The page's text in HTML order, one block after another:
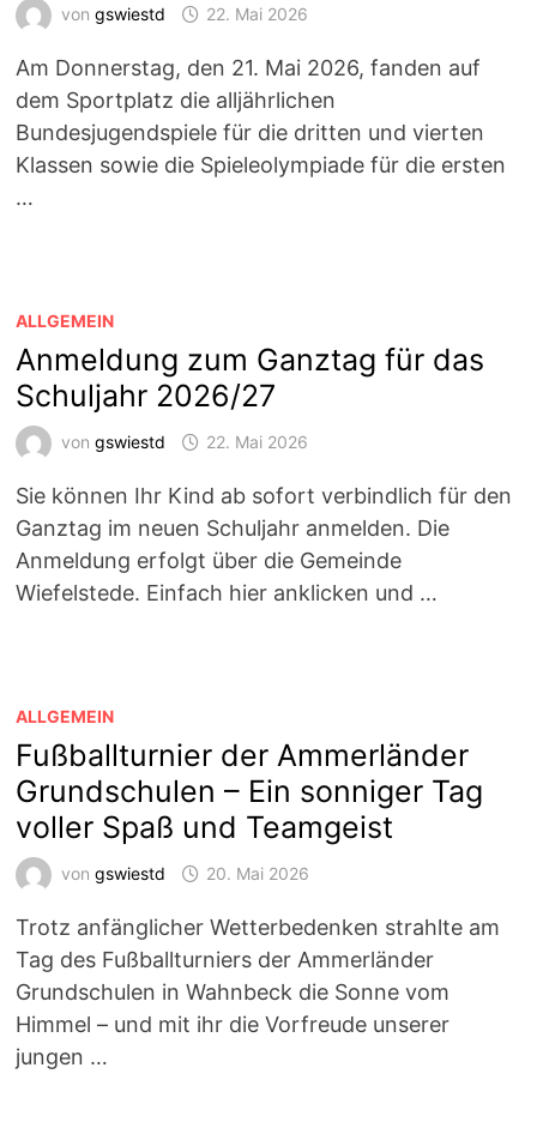
von gswiestd 22. Mai 2026
Am Donnerstag, den 21. Mai 2026, fanden auf
dem Sportplatz die alljährlichen
Bundesjugendspiele für die dritten und vierten
Klassen sowie die Spieleolympiade für die ersten
…
ALLGEMEIN
Anmeldung zum Ganztag für das
Schuljahr 2026/27
von gswiestd 22. Mai 2026
Sie können Ihr Kind ab sofort verbindlich für den
Ganztag im neuen Schuljahr anmelden. Die
Anmeldung erfolgt über die Gemeinde
Wiefelstede. Einfach hier anklicken und …
ALLGEMEIN
Fußballturnier der Ammerländer
Grundschulen – Ein sonniger Tag
voller Spaß und Teamgeist
von gswiestd 20. Mai 2026
Trotz anfänglicher Wetterbedenken strahlte am
Tag des Fußballturniers der Ammerländer
Grundschulen in Wahnbeck die Sonne vom
Himmel – und mit ihr die Vorfreude unserer
jungen …